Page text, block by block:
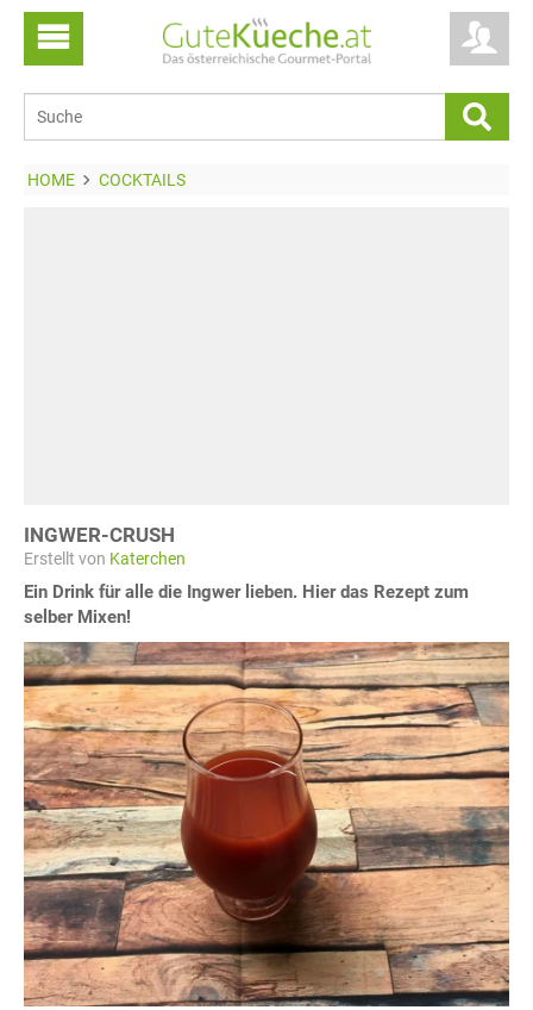
HOME COCKTAILS
INGWER-CRUSH
Erstellt von Katerchen
Ein Drink für alle die Ingwer lieben. Hier das Rezept zum
selber Mixen!